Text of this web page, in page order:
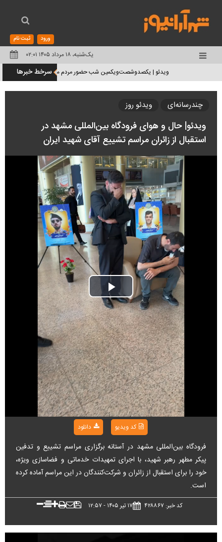
ورود ثبت نام
یک‌شنبه، ۱۸ مرداد ۱۴۰۵ ۰۲:۰۱
تغییر
منوی
سرویس
ها
ویدئو | یکصدوشصت‌ویکمین شب حضور مردم مشهد در خیابان (۱۷ مرداد ۱۴۰۵)
سرخط خبرها
چندرسانه‌ای ویدئو روز
ویدئو| حال و هوای فرودگاه بین‌المللی مشهد در
استقبال از زائران مراسم تشییع آقای شهید ایران
Play
Video
کد ویدیو دانلود
فرودگاه بین‌المللی مشهد در آستانه برگزاری مراسم تشییع و تدفین
پیکر مطهر رهبر شهید، با اجرای تمهیدات خدماتی و فضاسازی ویژه،
خود را برای استقبال از زائران و شرکت‌کنندگان در این مراسم آماده کرده
است.
کد خبر: ۴۲۸۸۶۷ ۱۷ تير ۱۴۰۵ - ۱۲:۵۷